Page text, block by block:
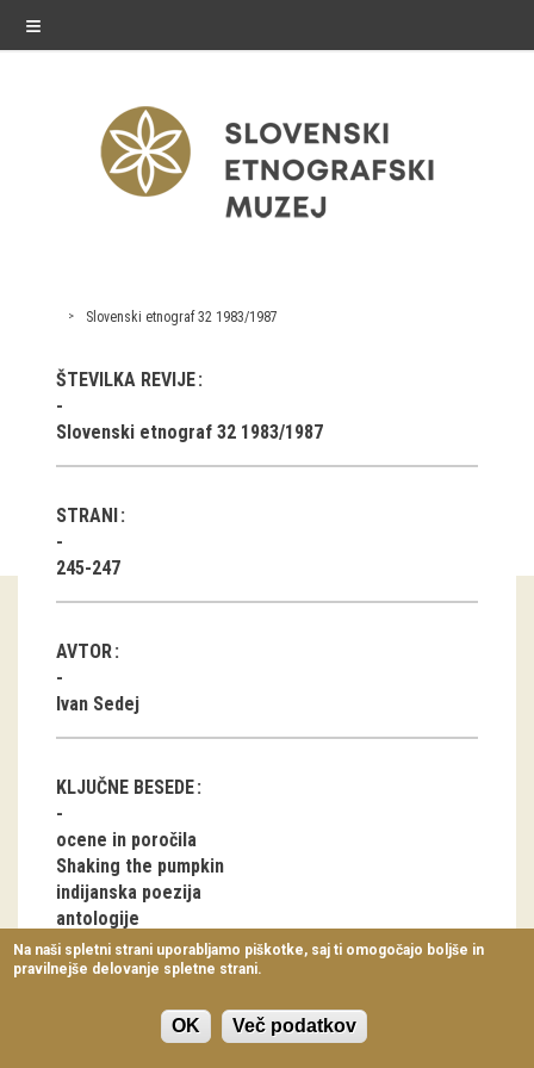
≡
razstave
Stalne razstave
Občasne razstave
Gostovanja
E-razstave
Virtualni sprehodi
Razstavni projekti
Napovednik
Arhiv razstav
Koledar dogodkov
Prireditve
Predavanja
Delavnice
Vodeni ogledi
Slovenski etnograf 32 1983/1987
ŠTEVILKA REVIJE
Slovenski etnograf 32 1983/1987
STRANI
245-247
AVTOR
Ivan Sedej
KLJUČNE BESEDE
ocene in poročila
Shaking the pumpkin
indijanska poezija
antologije
ČLANEK V PDF OBLIKI
Na naši spletni strani uporabljamo piškotke, saj ti omogočajo boljše in
pravilnejše delovanje spletne strani.
OK Več podatkov